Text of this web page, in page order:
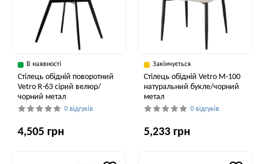
В наявності
Стілець обідній поворотний
Vetro R-63 сірий велюр/
чорний метал
0 відгуків
4,505 грн
Закінчується
Стілець обідній Vetro M-100
натуральний букле/чорний
метал
0 відгуків
5,233 грн